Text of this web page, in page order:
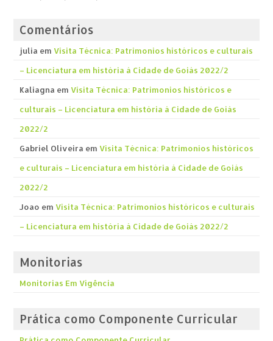
Comentários
julia em Visita Técnica: Patrimonios históricos e culturais
– Licenciatura em história á Cidade de Goiás 2022/2
Kaliagna em Visita Técnica: Patrimonios históricos e
culturais – Licenciatura em história á Cidade de Goiás
2022/2
Gabriel Oliveira em Visita Técnica: Patrimonios históricos
e culturais – Licenciatura em história á Cidade de Goiás
2022/2
Joao em Visita Técnica: Patrimonios históricos e culturais
– Licenciatura em história á Cidade de Goiás 2022/2
Monitorias
Monitorias Em Vigência
Prática como Componente Curricular